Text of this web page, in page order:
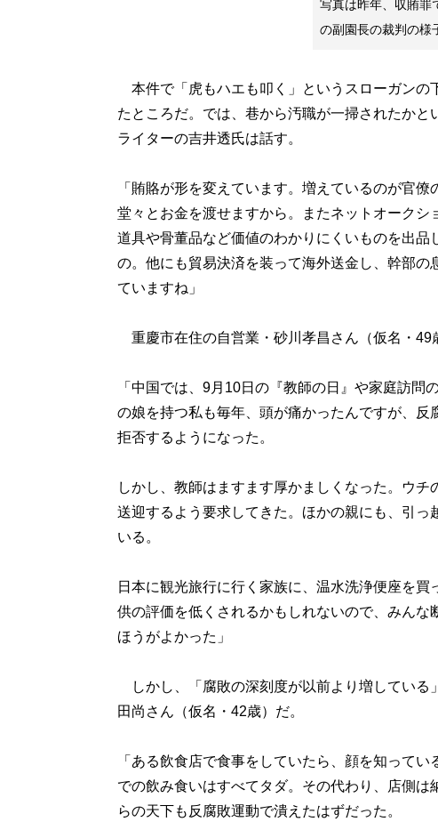
写真は昨年、収賄罪
の副園長の裁判の様
本件で「虎もハエも叩く」というスローガンの
たところだ。では、巷から汚職が一掃されたか
ライターの吉井透氏は話す。
「賄賂が形を変えています。増えているのが官
堂々とお金を渡せますから。またネットオーク
道具や骨董品など価値のわかりにくいものを出
の。他にも貿易決済を装って海外送金し、幹部
ていますね」
重慶市在住の自営業・砂川孝昌さん（仮名・49
「中国では、9月10日の『教師の日』や家庭訪
の娘を持つ私も毎年、頭が痛かったんですが、
拒否するようになった。
しかし、教師はますます厚かましくなった。ウ
送迎するよう要求してきた。ほかの親にも、引
いる。
日本に観光旅行に行く家族に、温水洗浄便座を
供の評価を低くされるかもしれないので、みん
ほうがよかった」
しかし、「腐敗の深刻度が以前より増している
田尚さん（仮名・42歳）だ。
「ある飲食店で食事をしていたら、顔を知って
での飲み食いはすべてタダ。その代わり、店側
らの天下も反腐敗運動で潰えたはずだった。